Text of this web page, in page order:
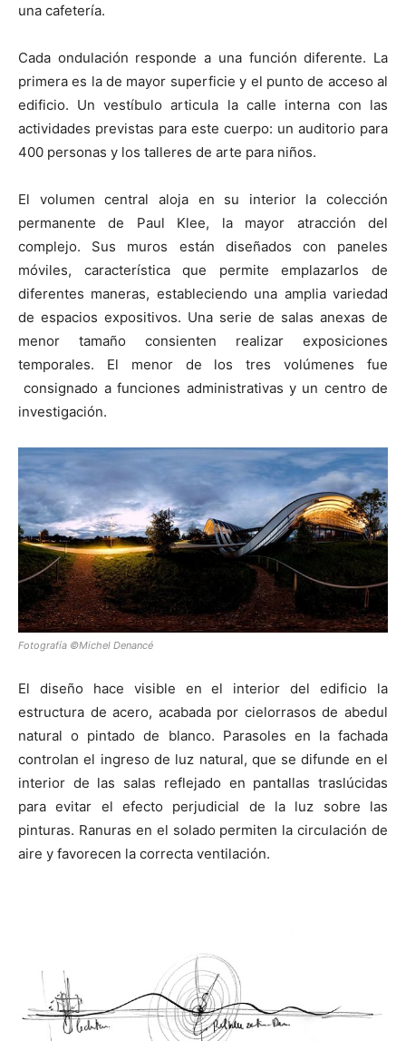
una cafetería.
Cada ondulación responde a una función diferente. La
primera es la de mayor superficie y el punto de acceso al
edificio. Un vestíbulo articula la calle interna con las
actividades previstas para este cuerpo: un auditorio para
400 personas y los talleres de arte para niños.
El volumen central aloja en su interior la colección
permanente de Paul Klee, la mayor atracción del
complejo. Sus muros están diseñados con paneles
móviles, característica que permite emplazarlos de
diferentes maneras, estableciendo una amplia variedad
de espacios expositivos. Una serie de salas anexas de
menor tamaño consienten realizar exposiciones
temporales. El menor de los tres volúmenes fue
consignado a funciones administrativas y un centro de
investigación.
Fotografía ©Michel Denancé
El diseño hace visible en el interior del edificio la
estructura de acero, acabada por cielorrasos de abedul
natural o pintado de blanco. Parasoles en la fachada
controlan el ingreso de luz natural, que se difunde en el
interior de las salas reflejado en pantallas traslúcidas
para evitar el efecto perjudicial de la luz sobre las
pinturas. Ranuras en el solado permiten la circulación de
aire y favorecen la correcta ventilación.